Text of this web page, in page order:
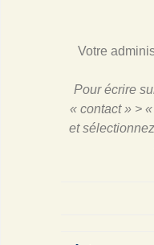
Votre
Pour écrire
« contact » >
et